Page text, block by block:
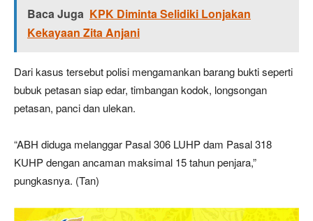
Baca Juga KPK Diminta Selidiki Lonjakan
Kekayaan Zita Anjani
Dari kasus tersebut polisi mengamankan barang bukti seperti
bubuk petasan siap edar, timbangan kodok, longsongan
petasan, panci dan ulekan.
“ABH diduga melanggar Pasal 306 LUHP dam Pasal 318
KUHP dengan ancaman maksimal 15 tahun penjara,”
pungkasnya. (Tan)